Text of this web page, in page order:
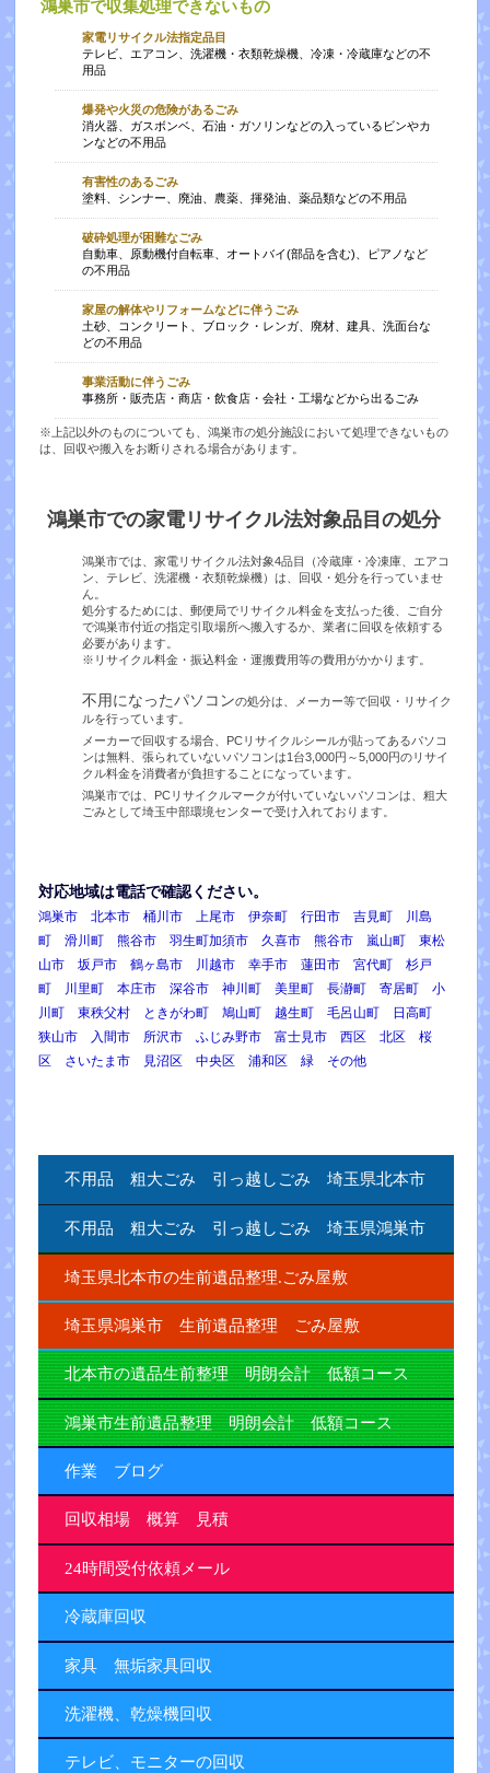
鴻巣市で収集処理できないもの
家電リサイクル法指定品目
テレビ、エアコン、洗濯機・衣類乾燥機、冷凍・冷蔵庫などの不
用品
爆発や火災の危険があるごみ
消火器、ガスボンベ、石油・ガソリンなどの入っているビンやカ
ンなどの不用品
有害性のあるごみ
塗料、シンナー、廃油、農薬、揮発油、薬品類などの不用品
破砕処理が困難なごみ
自動車、原動機付自転車、オートバイ(部品を含む)、ピアノなど
の不用品
家屋の解体やリフォームなどに伴うごみ
土砂、コンクリート、ブロック・レンガ、廃材、建具、洗面台な
どの不用品
事業活動に伴うごみ
事務所・販売店・商店・飲食店・会社・工場などから出るごみ
※上記以外のものについても、鴻巣市の処分施設において処理できないもの
は、回収や搬入をお断りされる場合があります。
鴻巣市での家電リサイクル法対象品目の処分
鴻巣市では、家電リサイクル法対象4品目（冷蔵庫・冷凍庫、エアコ
ン、テレビ、洗濯機・衣類乾燥機）は、回収・処分を行っていませ
ん。
処分するためには、郵便局でリサイクル料金を支払った後、ご自分
で鴻巣市付近の指定引取場所へ搬入するか、業者に回収を依頼する
必要があります。
※リサイクル料金・振込料金・運搬費用等の費用がかかります。
不用になったパソコンの処分は、メーカー等で回収・リサイク
ルを行っています。
メーカーで回収する場合、PCリサイクルシールが貼ってあるパソコ
ンは無料、張られていないパソコンは1台3,000円～5,000円のリサイ
クル料金を消費者が負担することになっています。
鴻巣市では、PCリサイクルマークが付いていないパソコンは、粗大
ごみとして埼玉中部環境センターで受け入れております。
対応地域は電話で確認ください。
鴻巣市 北本市 桶川市 上尾市 伊奈町 行田市 吉見町 川島
町 滑川町 熊谷市 羽生町加須市 久喜市 熊谷市 嵐山町 東松
山市 坂戸市 鶴ヶ島市 川越市 幸手市 蓮田市 宮代町 杉戸
町 川里町 本庄市 深谷市 神川町 美里町 長瀞町 寄居町 小
川町 東秩父村 ときがわ町 鳩山町 越生町 毛呂山町 日高町
狭山市 入間市 所沢市 ふじみ野市 富士見市 西区 北区 桜
区 さいたま市 見沼区 中央区 浦和区 緑 その他
不用品 粗大ごみ 引っ越しごみ 埼玉県北本市
不用品 粗大ごみ 引っ越しごみ 埼玉県鴻巣市
埼玉県北本市の生前遺品整理.ごみ屋敷
埼玉県鴻巣市 生前遺品整理 ごみ屋敷
北本市の遺品生前整理 明朗会計 低額コース
鴻巣市生前遺品整理 明朗会計 低額コース
作業 ブログ
回収相場 概算 見積
24時間受付依頼メール
冷蔵庫回収
家具 無垢家具回収
洗濯機、乾燥機回収
テレビ、モニターの回収